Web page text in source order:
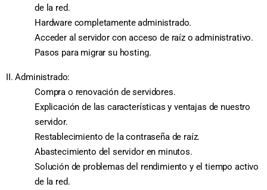
de la red.
Hardware completamente administrado.
Acceder al servidor con acceso de raíz o administrativo.
Pasos para migrar su hosting.
II. Administrado:
Compra o renovación de servidores.
Explicación de las características y ventajas de nuestro
servidor.
Restablecimiento de la contraseña de raíz.
Abastecimiento del servidor en minutos.
Solución de problemas del rendimiento y el tiempo activo
de la red.